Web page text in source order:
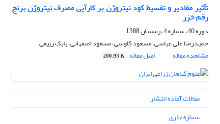
تأثیر مقادیر و تقسیط کود نیتروژن بر کارآیی مصرف نیتروژن برنج
رقم خزر
دوره 40، شماره 4، زمستان 1388
حمیدرضا علی عباسی، مسعود کاوسی، مسعود اصفهانی، بابک ربیعی
مشاهده مقاله
اصل مقاله 200.93 K
مقالات آماده انتشار
شماره جاری